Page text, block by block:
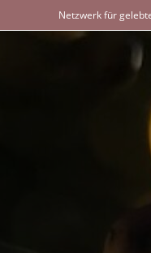
Inhalt
Netzwerk für